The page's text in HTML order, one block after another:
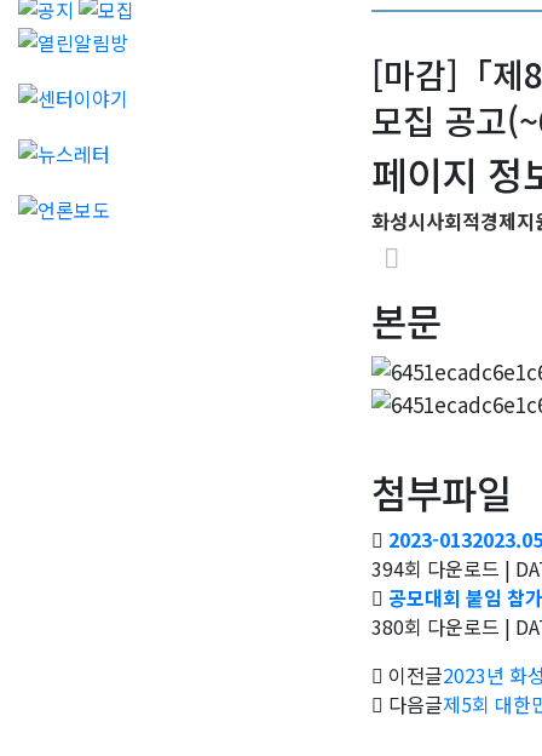
[마감]「제
모집 공고
페이지 정
화성시사회적경제지
본문
첨부파일
2023-
394회 다운로드 |
공모대회 붙임 참
380회 다운로드 |
이전글2023년 화
다음글제5회 대한